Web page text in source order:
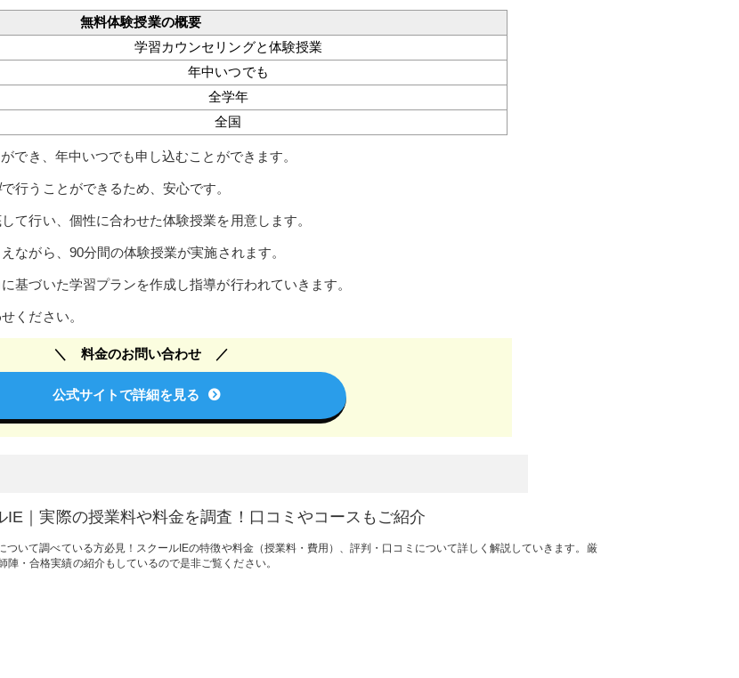
無料体験授業の概要
学習カウンセリングと体験授業
年中いつでも
全学年
全国
でき、年中いつでも申し込むことができます。
で行うことができるため、安心です。
て行い、個性に合わせた体験授業を用意します。
ながら、90分間の体験授業が実施されます。
基づいた学習プランを作成し指導が行われていきます。
ください。
料金のお問い合わせ
公式サイトで詳細を見る
IE｜実際の授業料や料金を調査！口コミやコースもご紹介
ついて調べている方必見！スクールIEの特徴や料金（授業料・費用）、評判・口コミについて詳しく解説していきます。厳
陣・合格実績の紹介もしているので是非ご覧ください。